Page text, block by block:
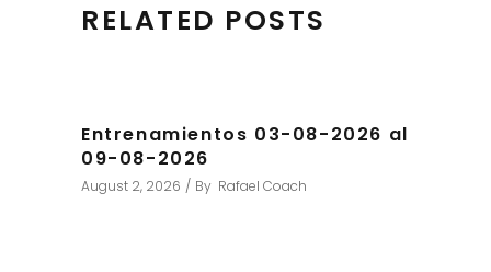
RELATED POSTS
Entrenamientos 03-08-2026 al
09-08-2026
August 2, 2026 By Rafael Coach